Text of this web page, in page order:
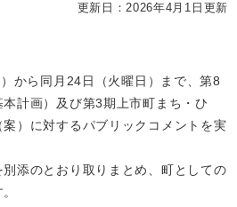
更新日：2026年4月1日更新
から同月24日（火曜日）まで、第8
計画）及び第3期上市町まち・ひ
）に対するパブリックコメントを実
添のとおり取りまとめ、町としての